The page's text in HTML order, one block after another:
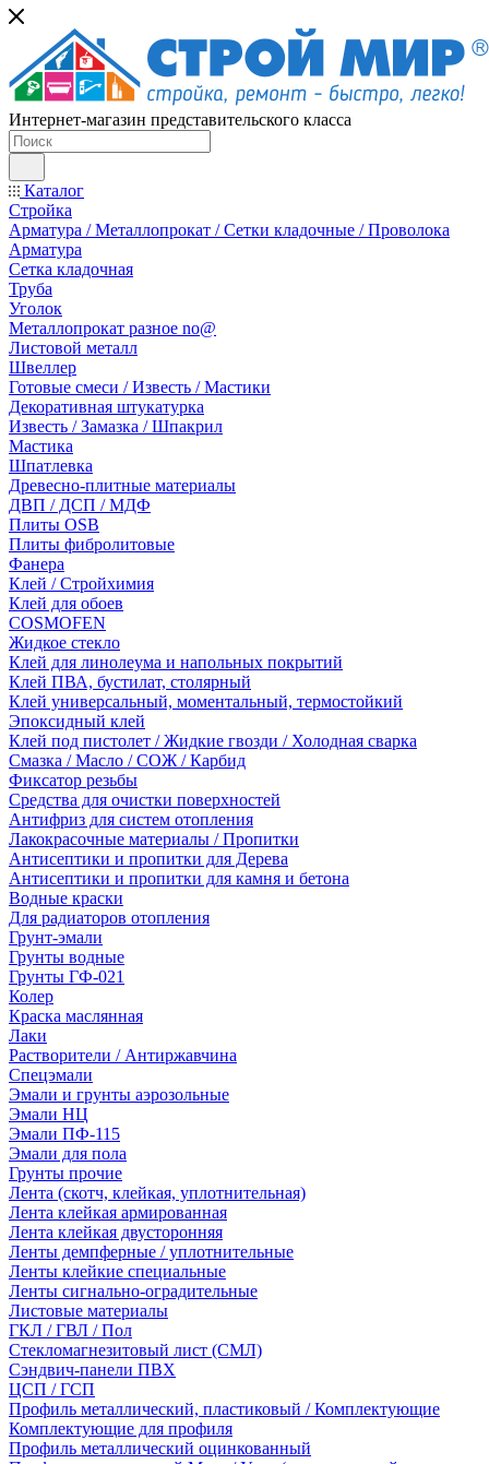
Интернет-магазин представительского класса
Каталог
Стройка
Арматура / Металлопрокат / Сетки кладочные / Проволока
Арматура
Сетка кладочная
Труба
Уголок
Металлопрокат разное no@
Листовой металл
Швеллер
Готовые смеси / Известь / Мастики
Декоративная штукатурка
Известь / Замазка / Шпакрил
Мастика
Шпатлевка
Древесно-плитные материалы
ДВП / ДСП / МДФ
Плиты OSB
Плиты фибролитовые
Фанера
Клей / Стройхимия
Клей для обоев
COSMOFEN
Жидкое стекло
Клей для линолеума и напольных покрытий
Клей ПВА, бустилат, столярный
Клей универсальный, моментальный, термостойкий
Эпоксидный клей
Клей под пистолет / Жидкие гвозди / Холодная сварка
Смазка / Масло / СОЖ / Карбид
Фиксатор резьбы
Средства для очистки поверхностей
Антифриз для систем отопления
Лакокрасочные материалы / Пропитки
Антисептики и пропитки для Дерева
Антисептики и пропитки для камня и бетона
Водные краски
Для радиаторов отопления
Грунт-эмали
Грунты водные
Грунты ГФ-021
Колер
Краска маслянная
Лаки
Растворители / Антиржавчина
Спецэмали
Эмали и грунты аэрозольные
Эмали НЦ
Эмали ПФ-115
Эмали для пола
Грунты прочие
Лента (скотч, клейкая, уплотнительная)
Лента клейкая армированная
Лента клейкая двусторонняя
Ленты демпферные / уплотнительные
Ленты клейкие специальные
Ленты сигнально-оградительные
Листовые материалы
ГКЛ / ГВЛ / Пол
Стекломагнезитовый лист (СМЛ)
Сэндвич-панели ПВХ
ЦСП / ГСП
Профиль металлический, пластиковый / Комплектующие
Комплектующие для профиля
Профиль металлический оцинкованный